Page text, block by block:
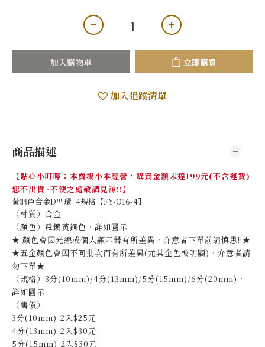
加入購物車 立即購買
加入追蹤清單
商品描述
【貼心小叮嚀：本賣場小本經營，購買金額未達199元(不含運費)
恕不出貨~不便之處敬請見諒!!】
黃銅色合金D型環_4規格【FY-O16-4】
（材質）合金
（顏色）電鍍黃銅色，詳如圖示
★ 顏色會因光線或個人顯示器有所差異，介意者下單前請慎思!!★
★五金顏色會因不同批次而有所差異(尤其金色較明顯)，介意者請
勿下單★
（規格）3分(10mm)/4分(13mm)/5分(15mm)/6分(20mm)，
詳如圖示
（售價）
3分(10mm)-2入$25元
4分(13mm)-2入$30元
5分(15mm)-2入$30元